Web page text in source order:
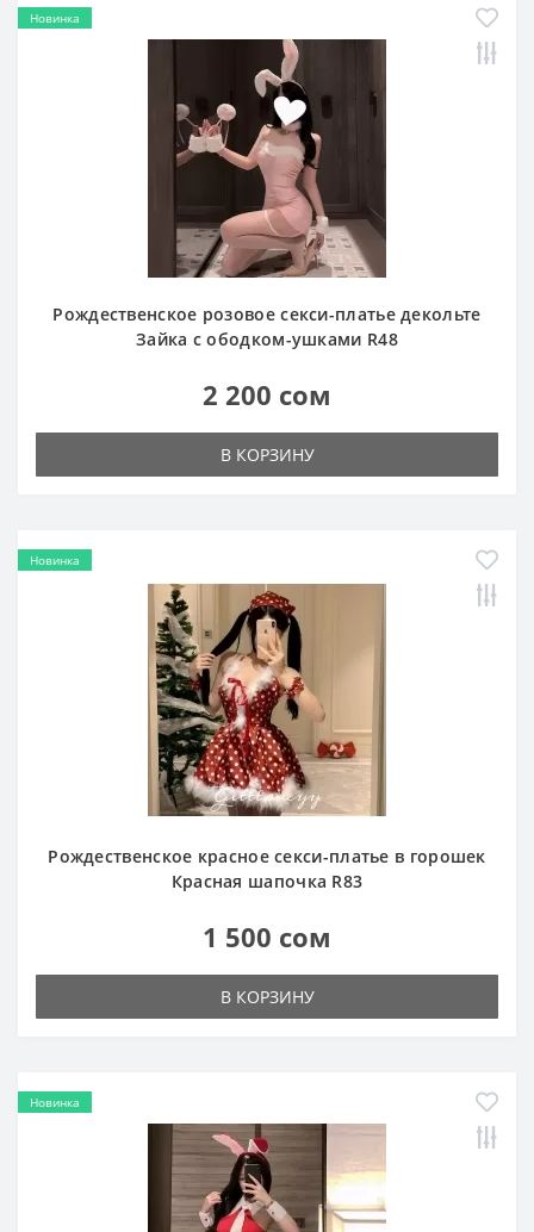
Новинка
Рождественское розовое секси-платье декольте
Зайка с ободком-ушками R48
2 200 сом
В КОРЗИНУ
Новинка
Рождественское красное секси-платье в горошек
Красная шапочка R83
1 500 сом
В КОРЗИНУ
Новинка